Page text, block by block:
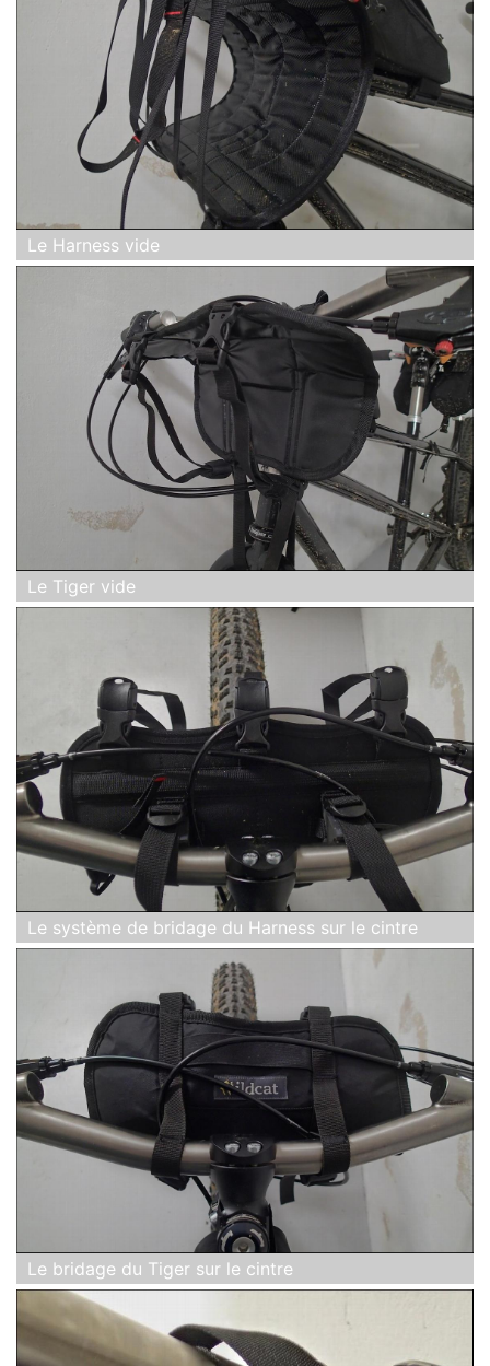
Le Harness vide
Le Tiger vide
Le système de bridage du Harness sur le cintre
Le bridage du Tiger sur le cintre